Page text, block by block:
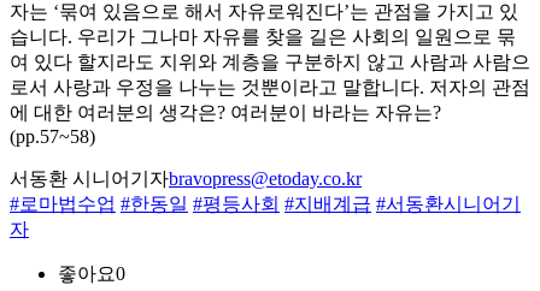
자는 ‘묶여 있음으로 해서 자유로워진다’는 관점을 가지고 있
습니다. 우리가 그나마 자유를 찾을 길은 사회의 일원으로 묶
여 있다 할지라도 지위와 계층을 구분하지 않고 사람과 사람으
로서 사랑과 우정을 나누는 것뿐이라고 말합니다. 저자의 관점
에 대한 여러분의 생각은? 여러분이 바라는 자유는?
(pp.57~58)
서동환 시니어기자bravopress@etoday.co.kr
#로마법수업 #한동일 #평등사회 #지배계급 #서동환시니어기
자
좋아요0